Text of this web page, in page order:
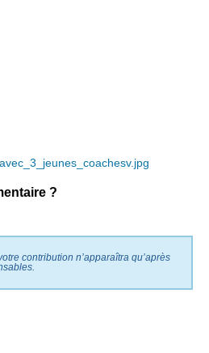
?
contribution n’apparaîtra qu’après